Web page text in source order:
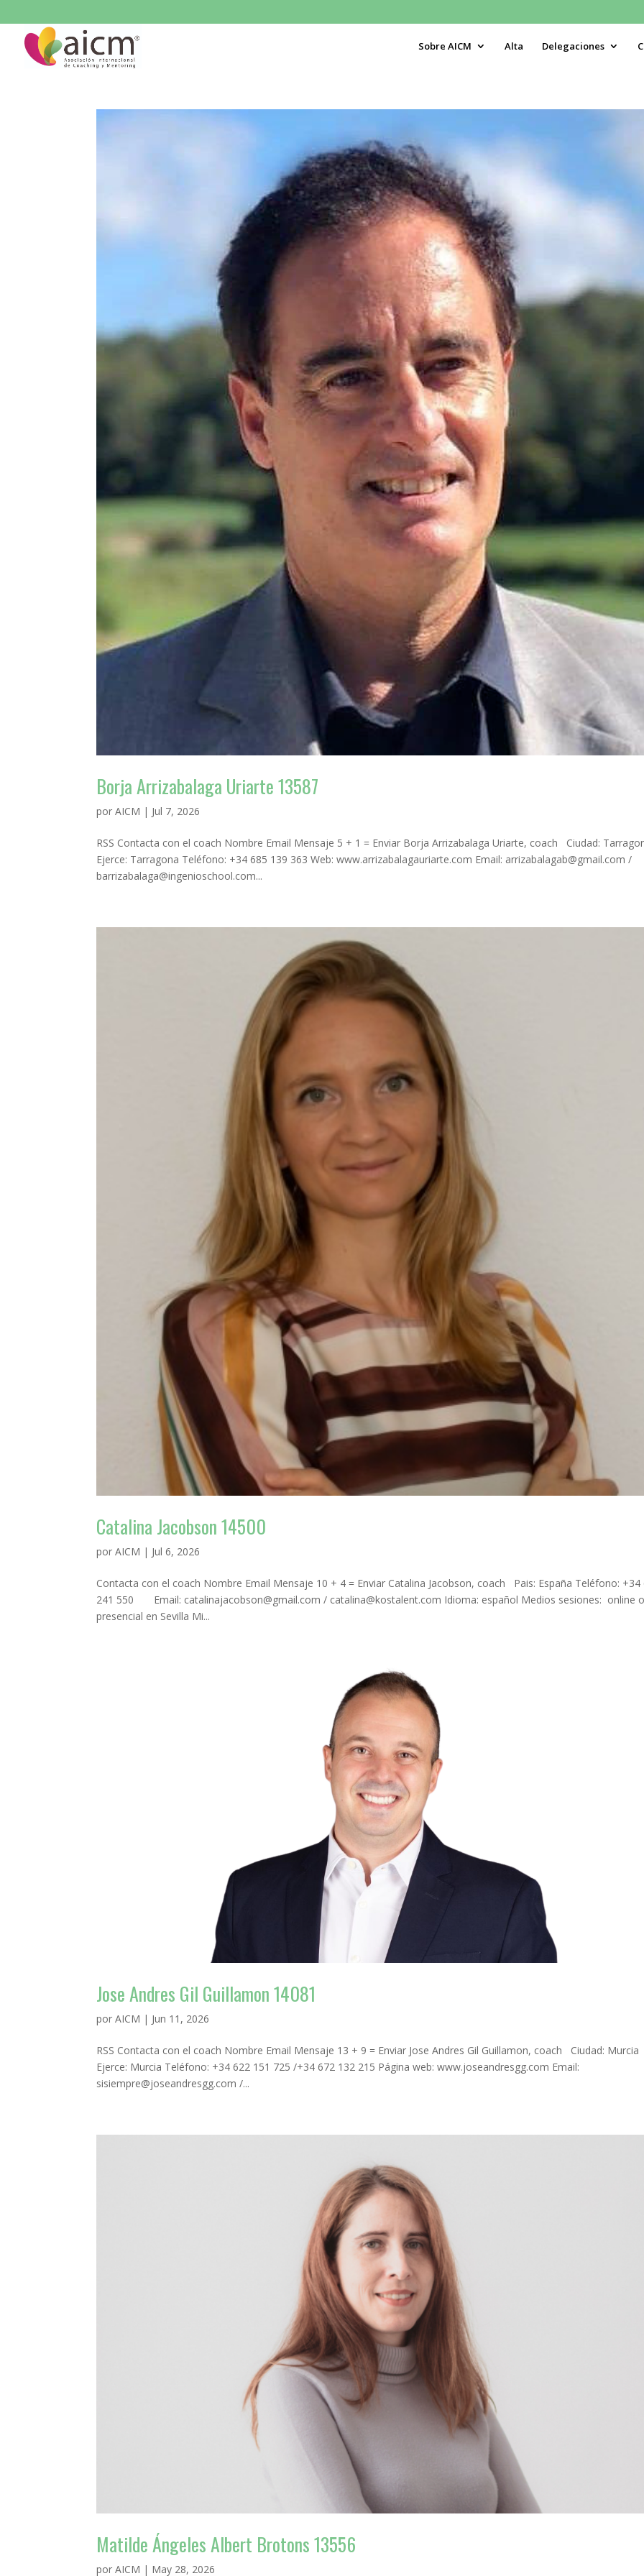
Sobre AICM Alta Delegaciones
Borja Arrizabalaga Uriarte 13587
porAICM | Jul 7, 2026
RSS Contacta con el coach Nombre Email Mensaje 5 + 1 = Enviar Borja Arrizabalaga Uriarte, coach Ciudad:
Ejerce: Tarragona Teléfono: +34 685 139 363 Web: www.arrizabalagauriarte.com Email: arrizabalagab@gmail.com /
barrizabalaga@ingenioschool.com...
Catalina Jacobson 14500
porAICM | Jul 6, 2026
Contacta con el coach Nombre Email Mensaje 10 + 4 = Enviar Catalina Jacobson, coach Pais: España Teléfono: +34
241 550 Email: catalinajacobson@gmail.com / catalina@kostalent.com Idioma: español Medios sesiones: online
presencial en Sevilla Mi...
Jose Andres Gil Guillamon 14081
porAICM | Jun 11, 2026
RSS Contacta con el coach Nombre Email Mensaje 13 + 9 = Enviar Jose Andres Gil Guillamon, coach Ciudad: Murcia
Ejerce: Murcia Teléfono: +34 622 151 725 /+34 672 132 215 Página web: www.joseandresgg.com Email:
sisiempre@joseandresgg.com /...
Matilde Ángeles Albert Brotons 13556
porAICM | May 28, 2026